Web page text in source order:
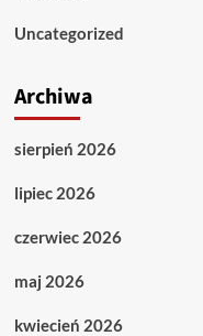
Uncategorized
Archiwa
sierpień 2026
lipiec 2026
czerwiec 2026
maj 2026
kwiecień 2026